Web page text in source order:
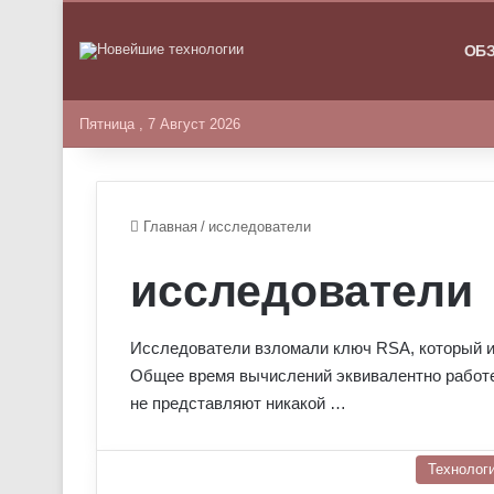
Пятница , 7 Август 2026
Главная / исследователи
исследователи
Исследователи взломали ключ RSA, который
Общее время вычислений эквивалентно
не представляют никакой …